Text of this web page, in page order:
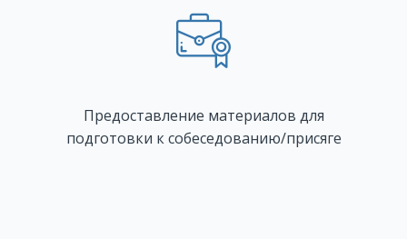
Предоставление материалов для
подготовки к собеседованию/присяге